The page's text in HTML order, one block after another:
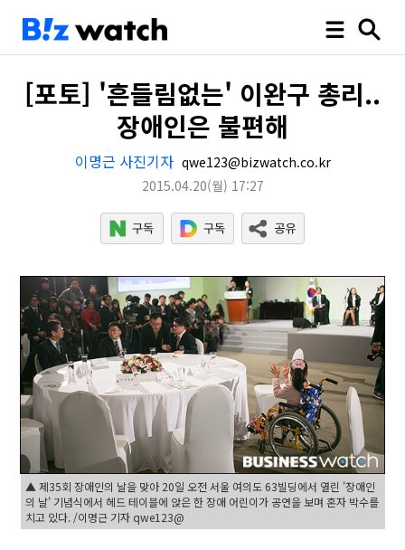
[포토] '흔들림없는' 이완구 총리..
장애인은 불편해
이명근 사진기자 qwe123@bizwatch.co.kr
2015.04.20(월) 17:27
▲ 제35회 장애인의 날을 맞아 20일 오전 서울 여의도 63빌딩에서 열린 '장애인
의 날' 기념식에서 헤드 테이블에 앉은 한 장애 어린이가 공연을 보며 혼자 박수를
치고 있다. /이명근 기자 qwe123@